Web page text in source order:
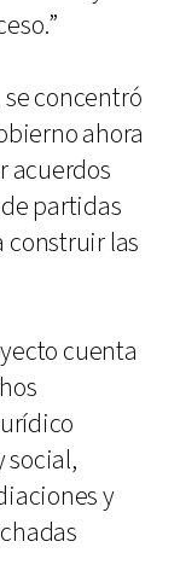
concentró
ahora
acuerdos
partidas
construir las
cuenta
social,
y